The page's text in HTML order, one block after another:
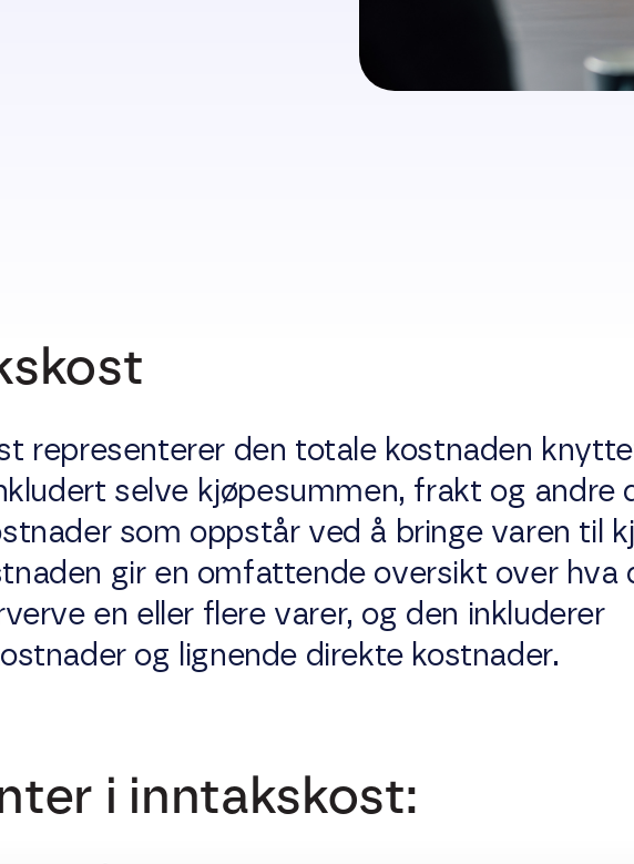
representerer den totale kostnaden
selve kjøpesummen, frakt og andre
som oppstår ved å bringe varen til
gir en omfattende oversikt over hva
en eller flere varer, og den inkluderer
og lignende direkte kostnader.
i inntakskost: